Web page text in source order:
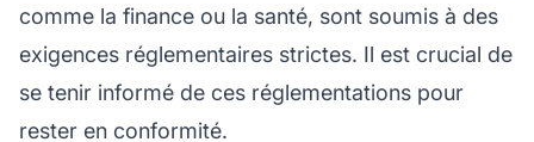
comme la finance ou la santé, sont soumis à des
exigences réglementaires strictes. Il est crucial de
se tenir informé de ces réglementations pour
rester en conformité.